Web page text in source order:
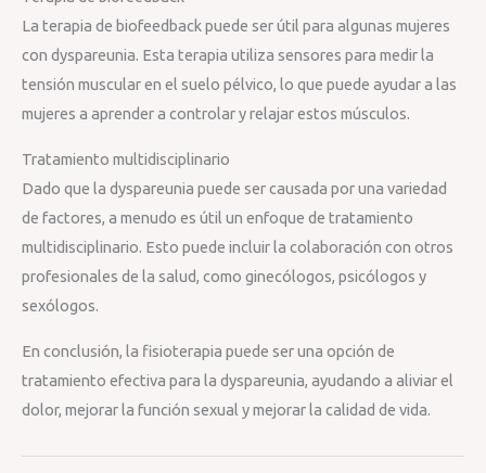
La terapia de biofeedback puede ser útil para algunas mujeres
con dyspareunia. Esta terapia utiliza sensores para medir la
tensión muscular en el suelo pélvico, lo que puede ayudar a las
mujeres a aprender a controlar y relajar estos músculos.
Tratamiento multidisciplinario
Dado que la dyspareunia puede ser causada por una variedad
de factores, a menudo es útil un enfoque de tratamiento
multidisciplinario. Esto puede incluir la colaboración con otros
profesionales de la salud, como ginecólogos, psicólogos y
sexólogos.
En conclusión, la fisioterapia puede ser una opción de
tratamiento efectiva para la dyspareunia, ayudando a aliviar el
dolor, mejorar la función sexual y mejorar la calidad de vida.